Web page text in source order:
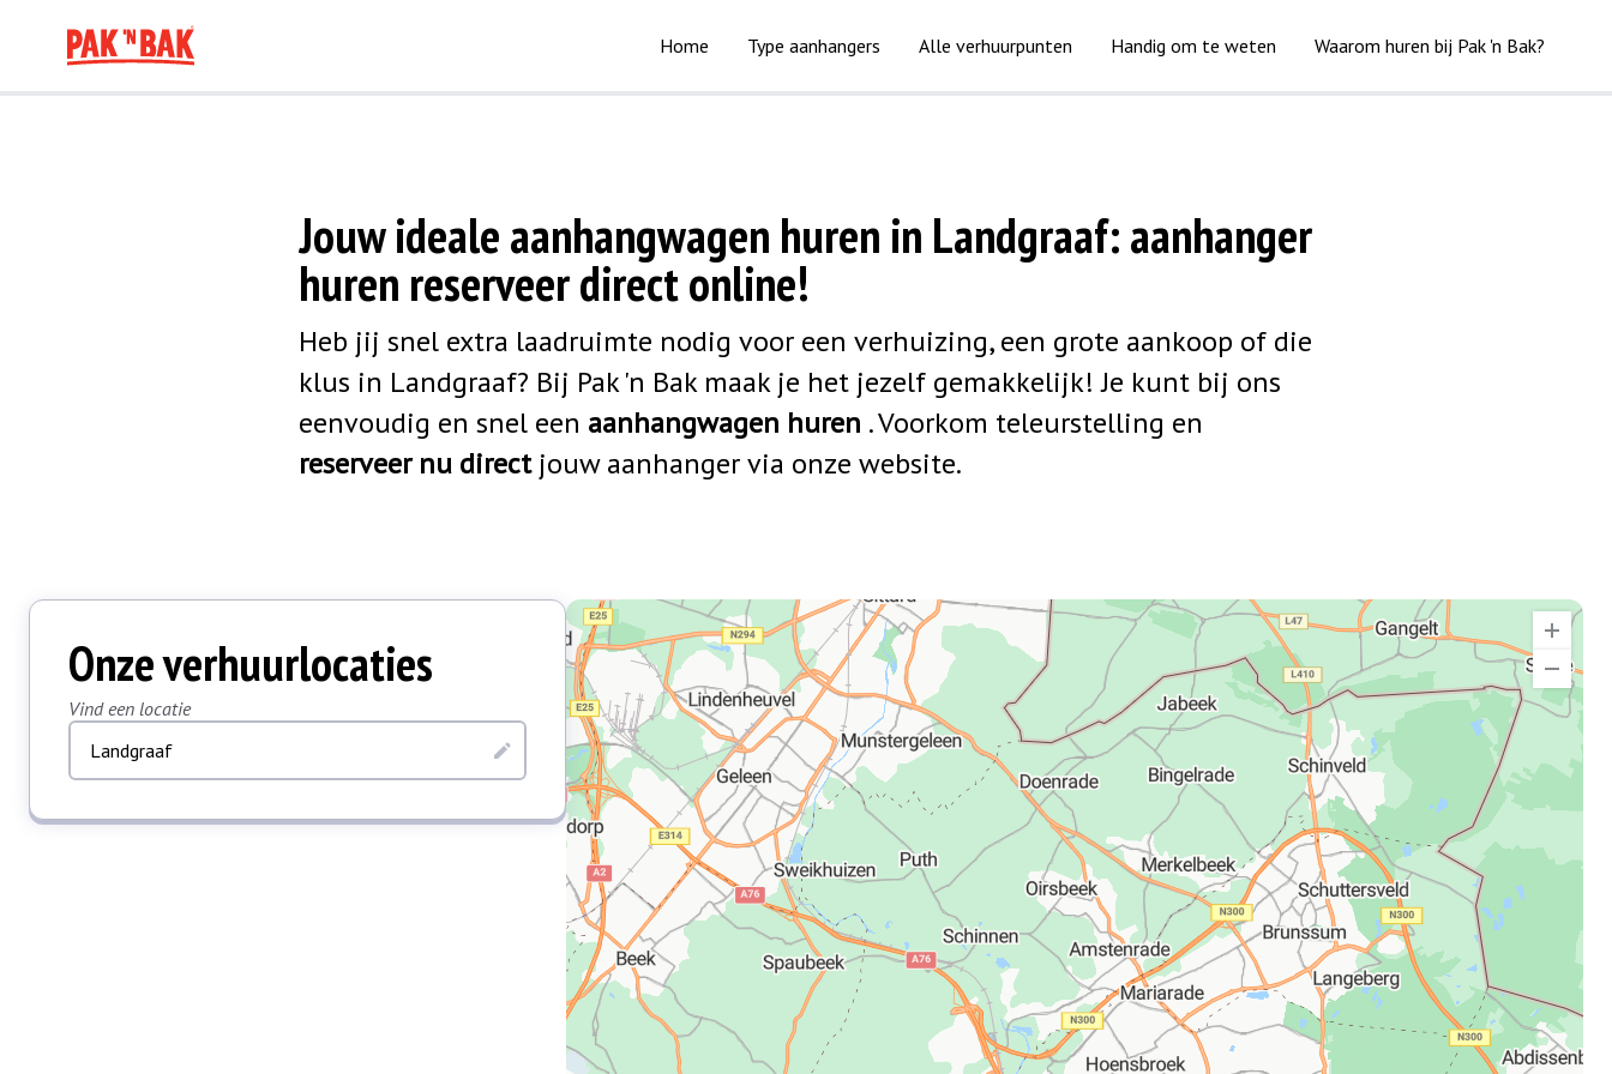
Home Type aanhangers Alle verhuurpunten Handig om te weten Waarom huren bij Pak 'n Bak?
Jouw ideale aanhangwagen huren in Landgraaf: aanhanger
huren reserveer direct online!
Heb jij snel extra laadruimte nodig voor een verhuizing, een grote aankoop of die
klus in Landgraaf? Bij Pak 'n Bak maak je het jezelf gemakkelijk! Je kunt bij ons
eenvoudig en snel een aanhangwagen huren . Voorkom teleurstelling en
reserveer nu direct jouw aanhanger via onze website.
Onze verhuurlocaties
Vind een locatie
Landgraaf